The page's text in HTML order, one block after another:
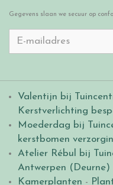
Gegevens slaan we secuur op
Valentijn bij
Kerstverlichting
Moederdag bij
kerstbomen
Atelier Rébul bij
Antwerpen (Deurne)
Kamerplanten -